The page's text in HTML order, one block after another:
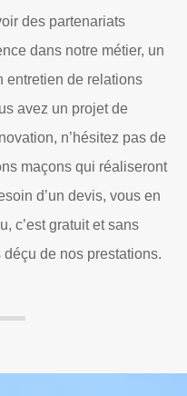
construire avec de la
est une entreprise
et ses environs
de maçonnerie de
services d'experts dans
de cheminées, la
l'étanchéification et la
nos maçons qualifiés
art et un design